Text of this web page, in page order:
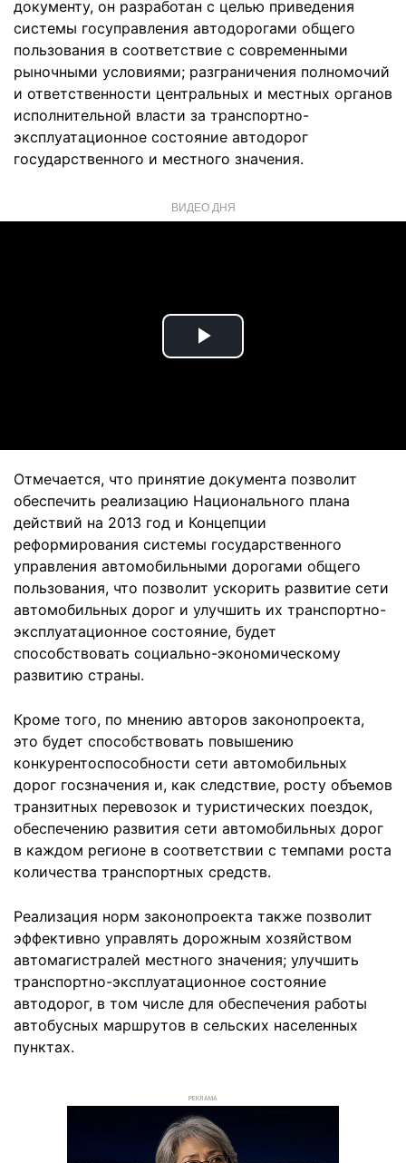
документу, он разработан с целью приведения
системы госуправления автодорогами общего
пользования в соответствие с современными
рыночными условиями; разграничения полномочий
и ответственности центральных и местных органов
исполнительной власти за транспортно-
эксплуатационное состояние автодорог
государственного и местного значения.
ВИДЕО ДНЯ
Play
Отмечается, что принятие документа позволит
обеспечить реализацию Национального плана
действий на 2013 год и Концепции
реформирования системы государственного
управления автомобильными дорогами общего
пользования, что позволит ускорить развитие сети
автомобильных дорог и улучшить их транспортно-
эксплуатационное состояние, будет
способствовать социально-экономическому
развитию страны.
Кроме того, по мнению авторов законопроекта,
это будет способствовать повышению
конкурентоспособности сети автомобильных
дорог госзначения и, как следствие, росту объемов
транзитных перевозок и туристических поездок,
обеспечению развития сети автомобильных дорог
в каждом регионе в соответствии с темпами роста
количества транспортных средств.
Реализация норм законопроекта также позволит
эффективно управлять дорожным хозяйством
автомагистралей местного значения; улучшить
транспортно-эксплуатационное состояние
автодорог, в том числе для обеспечения работы
автобусных маршрутов в сельских населенных
пунктах.
РЕКЛАМА